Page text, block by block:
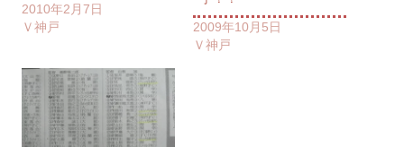
2010年2月7日
Ｖ神戸
2009年10月5日
Ｖ神戸